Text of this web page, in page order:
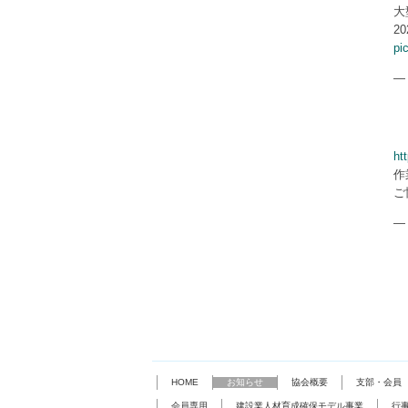
—
作
—
HOME お知らせ 協会概要 支部・会員
会員専用 建設業人材育成確保モデル事業 行